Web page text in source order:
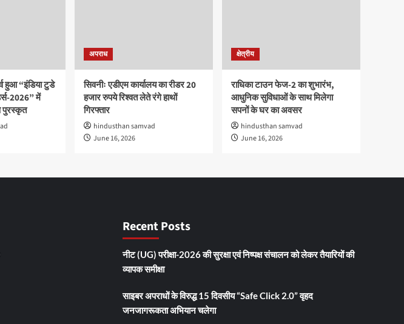
हुआ “इंडिया टुडे
2026” में
पुरस्कृत
अपराध
सिवनीः एडीएम कार्यालय का रीडर 20
हजार रुपये रिश्वत लेते रंगे हाथों
गिरफ्तार
hindusthan samvad
June 16, 2026
क्षेत्रीय
राधिका टाउन फेज-2 का शुभारंभ,
आधुनिक सुविधाओं के साथ मिलेगा
सपनों के घर का अवसर
hindusthan samvad
June 16, 2026
Recent Posts
नीट (UG) परीक्षा-2026 की सुरक्षा एवं निष्पक्ष संचालन को लेकर तैयारियों की
व्यापक समीक्षा
साइबर अपराधों के विरुद्ध 15 दिवसीय “Safe Click 2.0” वृहद
जनजागरूकता अभियान चलेगा